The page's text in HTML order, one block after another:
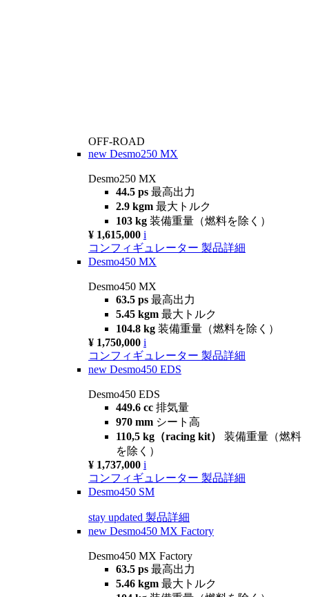
OFF-ROAD
new Desmo250 MX
Desmo250 MX
44.5 ps 最高出力
2.9 kgm 最大トルク
103 kg 装備重量（燃料を除く）
¥ 1,615,000 i
コンフィギュレーター 製品詳細
Desmo450 MX
Desmo450 MX
63.5 ps 最高出力
5.45 kgm 最大トルク
104.8 kg 装備重量（燃料を除く）
¥ 1,750,000 i
コンフィギュレーター 製品詳細
new Desmo450 EDS
Desmo450 EDS
449.6 cc 排気量
970 mm シート高
110,5 kg（racing kit） 装備重量（燃料
を除く）
¥ 1,737,000 i
コンフィギュレーター 製品詳細
Desmo450 SM
stay updated 製品詳細
new Desmo450 MX Factory
Desmo450 MX Factory
63.5 ps 最高出力
5.46 kgm 最大トルク